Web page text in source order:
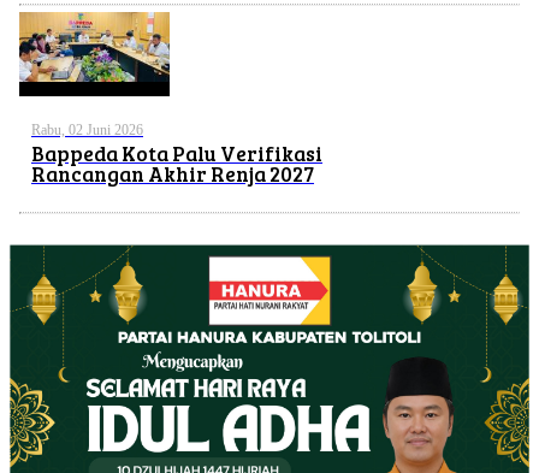
Rabu, 02 Juni 2026
Bappeda Kota Palu Verifikasi
Rancangan Akhir Renja 2027